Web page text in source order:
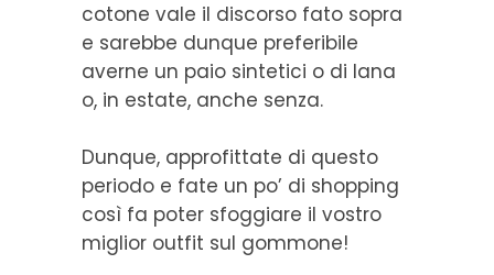
cotone vale il discorso fato sopra
e sarebbe dunque preferibile
averne un paio sintetici o di lana
o, in estate, anche senza.
Dunque, approfittate di questo
periodo e fate un po’ di shopping
così fa poter sfoggiare il vostro
miglior outfit sul gommone!